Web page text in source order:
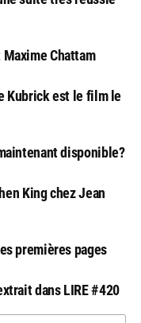
Maxime Chattam
Kubrick est le film le
disponible?
King chez Jean
premières pages
dans LIRE #420